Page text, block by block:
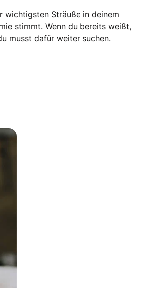
wichtigsten Sträuße in deinem
stimmt. Wenn du bereits weißt,
musst dafür weiter suchen.